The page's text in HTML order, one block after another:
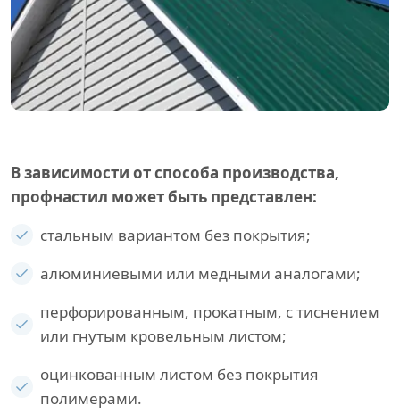
В зависимости от способа производства,
профнастил может быть представлен:
стальным вариантом без покрытия;
алюминиевыми или медными аналогами;
перфорированным, прокатным, с тиснением
или гнутым кровельным листом;
оцинкованным листом без покрытия
полимерами.